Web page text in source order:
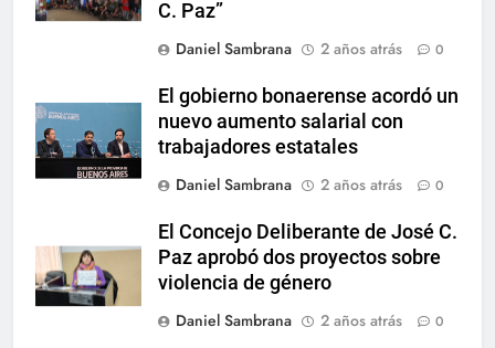
C. Paz”
Daniel Sambrana
2 años atrás 0
El gobierno bonaerense acordó un
nuevo aumento salarial con
trabajadores estatales
Daniel Sambrana
2 años atrás 0
El Concejo Deliberante de José C.
Paz aprobó dos proyectos sobre
violencia de género
Daniel Sambrana
2 años atrás 0